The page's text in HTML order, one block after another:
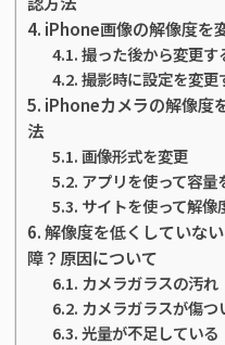
iPhone画像の解像度を
撮った後から変更す
撮影時に設定を変更
iPhoneカメラの解像度
法
画像形式を変更
アプリを使って容量
サイトを使って解像
解像度を低くしていな
障？原因について
カメラガラスの汚れ
カメラガラスが傷つ
光量が不足している